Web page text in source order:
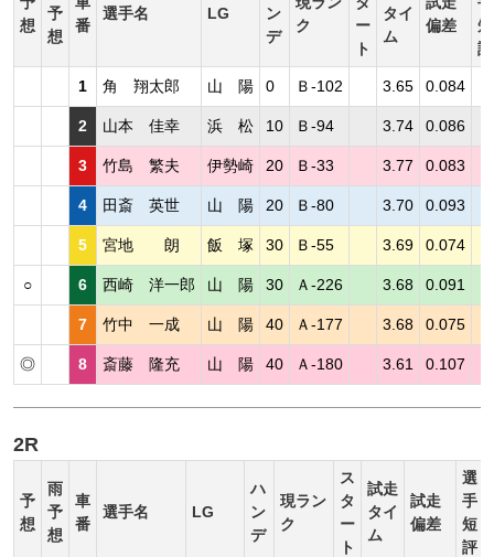
想
予
想
番
選手名 LG
ン
デ
ク
ー
ト
タイ
ム
偏差
短
評
1 角 翔太郎 山 陽 0 Ｂ-102 3.65 0.084
2 山本 佳幸 浜 松 10 Ｂ-94 3.74 0.086
3 竹島 繁夫 伊勢崎 20 Ｂ-33 3.77 0.083
4 田斎 英世 山 陽 20 Ｂ-80 3.70 0.093
5 宮地 朗 飯 塚 30 Ｂ-55 3.69 0.074
○ 6 西崎 洋一郎 山 陽 30 Ａ-226 3.68 0.091
7 竹中 一成 山 陽 40 Ａ-177 3.68 0.075
◎ 8 斎藤 隆充 山 陽 40 Ａ-180 3.61 0.107
2R
予
想
雨
予
想
車
番
選手名 LG
ハ
ン
デ
現ラン
ク
ス
タ
ー
ト
試走
タイ
ム
試走
偏差
選
手
短
評